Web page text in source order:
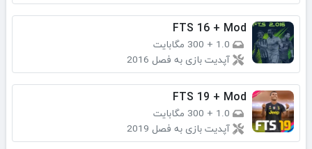
FTS 16 + Mod
1.0
+ 300 مگابایت
آپدیت بازی به فصل 2016
FTS 19 + Mod
1.0
+ 300 مگابایت
آپدیت بازی به فصل 2019